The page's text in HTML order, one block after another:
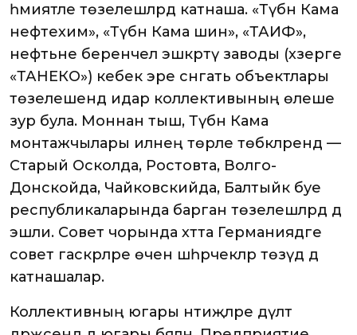
әһәмиятле төзелешләрдә катнаша. «Түбән Кама
нефтехим», «Түбән Кама шин», «ТАИФ»,
нефтьне беренчел эшкәртү заводы (хәзерге
«ТАНЕКО») кебек эре сәнәгать объектлары
төзелешендә идарә коллективының өлеше
зур була. Моннан тыш, Түбән Кама
монтажчылары илнең төрле төбәкләрендә —
Старый Осколда, Ростовта, Волго-
Донскойда, Чайковскийда, Балтыйк буе
республикаларында барган төзелешләрдә дә
эшли. Совет чорында хәтта Германиядәге
совет гаскәрләре өчен шәһәрчекләр төзүдә дә
катнашалар.
Коллективның югары нәтиҗәләре дәүләт